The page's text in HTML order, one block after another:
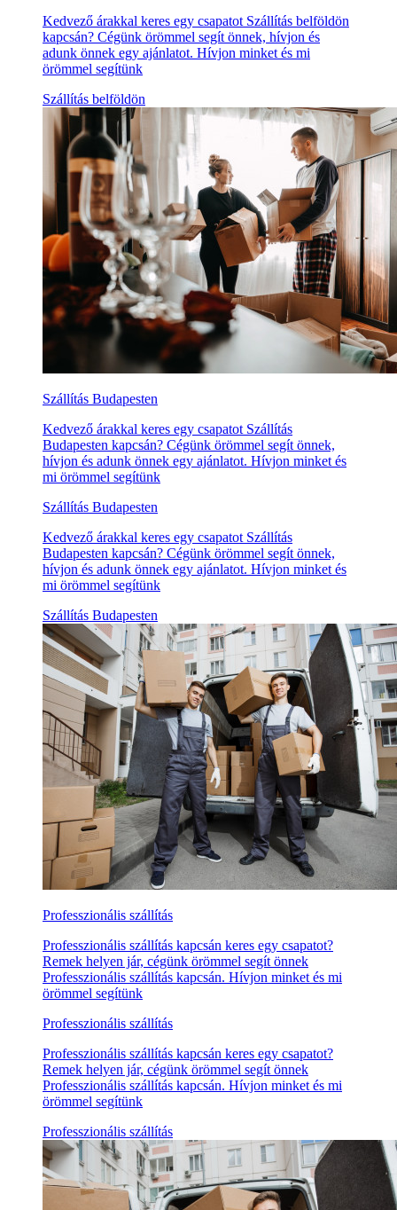
Kedvező árakkal keres egy csapatot Szállítás belföldön
kapcsán? Cégünk örömmel segít önnek, hívjon és
adunk önnek egy ajánlatot. Hívjon minket és mi
örömmel segítünk
Szállítás belföldön
Szállítás Budapesten
Kedvező árakkal keres egy csapatot Szállítás
Budapesten kapcsán? Cégünk örömmel segít önnek,
hívjon és adunk önnek egy ajánlatot. Hívjon minket és
mi örömmel segítünk
Szállítás Budapesten
Kedvező árakkal keres egy csapatot Szállítás
Budapesten kapcsán? Cégünk örömmel segít önnek,
hívjon és adunk önnek egy ajánlatot. Hívjon minket és
mi örömmel segítünk
Szállítás Budapesten
Professzionális szállítás
Professzionális szállítás kapcsán keres egy csapatot?
Remek helyen jár, cégünk örömmel segít önnek
Professzionális szállítás kapcsán. Hívjon minket és mi
örömmel segítünk
Professzionális szállítás
Professzionális szállítás kapcsán keres egy csapatot?
Remek helyen jár, cégünk örömmel segít önnek
Professzionális szállítás kapcsán. Hívjon minket és mi
örömmel segítünk
Professzionális szállítás